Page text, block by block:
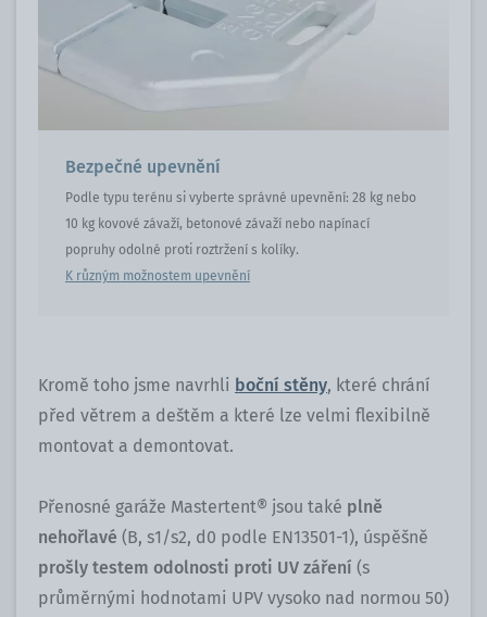
Bezpečné upevnění
Podle typu terénu si vyberte správné upevnění: 28 kg nebo
10 kg kovové závaží, betonové závaží nebo napínací
popruhy odolné proti roztržení s kolíky.
K různým možnostem upevnění
Kromě toho jsme navrhli boční stěny, které chrání
před větrem a deštěm a které lze velmi flexibilně
montovat a demontovat.
Přenosné garáže Mastertent® jsou také plně
nehořlavé (B, s1/s2, d0 podle EN13501-1), úspěšně
prošly testem odolnosti proti UV záření (s
průměrnými hodnotami UPV vysoko nad normou 50)